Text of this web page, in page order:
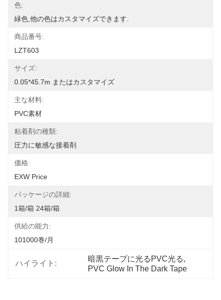
色:
緑色,他の色はカスタマイズできます.
商品番号:
LZT603
サイズ:
0.05*45.7m またはカスタマイズ
主な材料:
PVC素材
粘着剤の種類:
圧力に敏感な接着剤
価格:
EXW Price
パッケージの詳細:
1箱/箱 24箱/箱
供給の能力:
101000巻/月
ハイライト:
暗黒テープに光るPVC光る,
PVC Glow In The Dark Tape